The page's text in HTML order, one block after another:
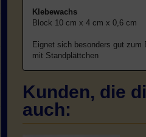
Klebewachs
Block 10 cm x 4 cm x 0,6 cm
Eignet sich besonders gut
mit Standplättchen
Kunden, die
auch: